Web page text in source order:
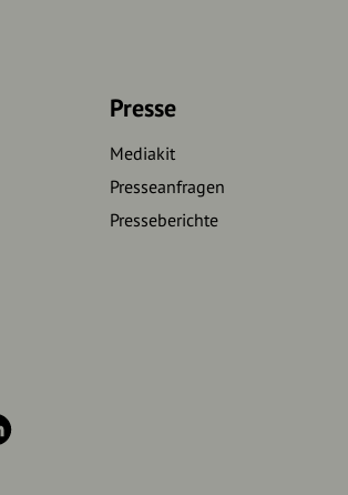
Presse
Mediakit
Presseanfragen
Presseberichte